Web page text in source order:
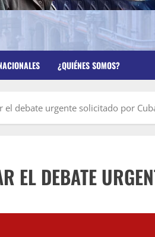
¿QUIÉNES SOMOS?
el debate urgente solicitado por
EL DEBATE